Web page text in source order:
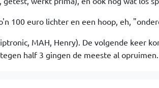
100 euro lichter en een hoop, eh,
MAH, Henry). De volgende keer
half 3 gingen de meeste al opruimen.